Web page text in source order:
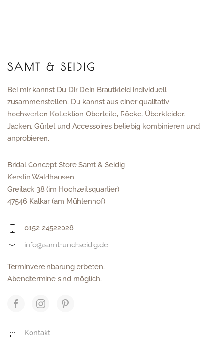
SAMT & SEIDIG
Bei mir kannst Du Dir Dein Brautkleid individuell
zusammenstellen. Du kannst aus einer qualitativ
hochwerten Kollektion Oberteile, Röcke, Überkleider,
Jacken, Gürtel und Accessoires beliebig kombinieren und
anprobieren.
Bridal Concept Store Samt & Seidig
Kerstin Waldhausen
Greilack 38 (im Hochzeitsquartier)
47546 Kalkar (am Mühlenhof)
0152 24522028
info@samt-und-seidig.de
Terminvereinbarung erbeten.
Abendtermine sind möglich.
Kontakt